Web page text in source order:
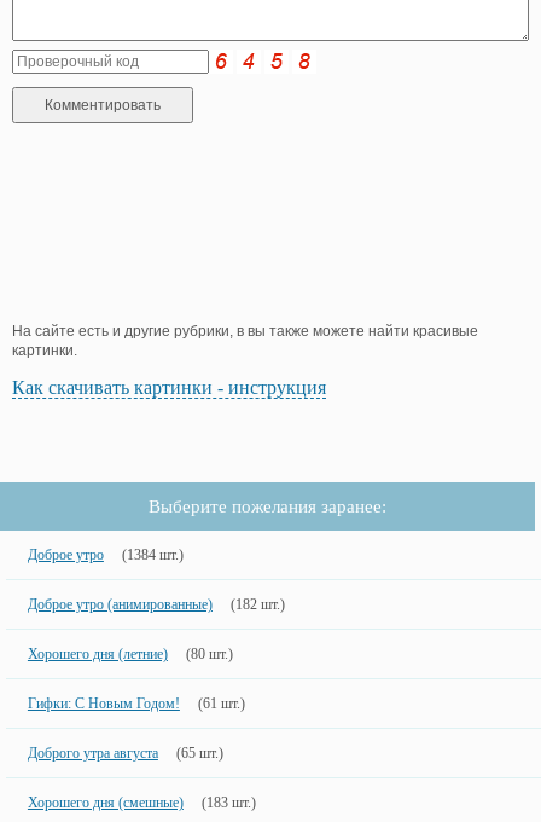
На сайте есть и другие рубрики, в вы также можете найти красивые
картинки.
Как скачивать картинки - инструкция
Выберите пожелания заранее:
Доброе утро (1384 шт.)
Доброе утро (анимированные) (182 шт.)
Хорошего дня (летние) (80 шт.)
Гифки: С Новым Годом! (61 шт.)
Доброго утра августа (65 шт.)
Хорошего дня (смешные) (183 шт.)